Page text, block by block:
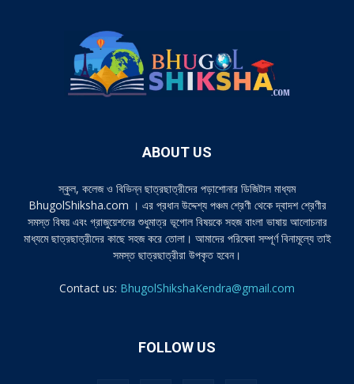
ABOUT US
স্কুল, কলেজ ও বিভিন্ন ছাত্রছাত্রীদের পড়াশোনার ডিজিটাল মাধ্যম
BhugolShiksha.com । এর প্রধান উদ্দেশ্য পঞ্চম শ্রেণী থেকে দ্বাদশ শ্রেণীর
সমস্ত বিষয় এবং গ্রাজুয়েশনের শুধুমাত্র ভূগোল বিষয়কে সহজ বাংলা ভাষায় আলোচনার
মাধ্যমে ছাত্রছাত্রীদের কাছে সহজ করে তোলা। আমাদের পরিষেবা সম্পূর্ণ বিনামূল্যে তাই
সমস্ত ছাত্রছাত্রীরা উপকৃত হবেন।
Contact us: BhugolShikshaKendra@gmail.com
FOLLOW US